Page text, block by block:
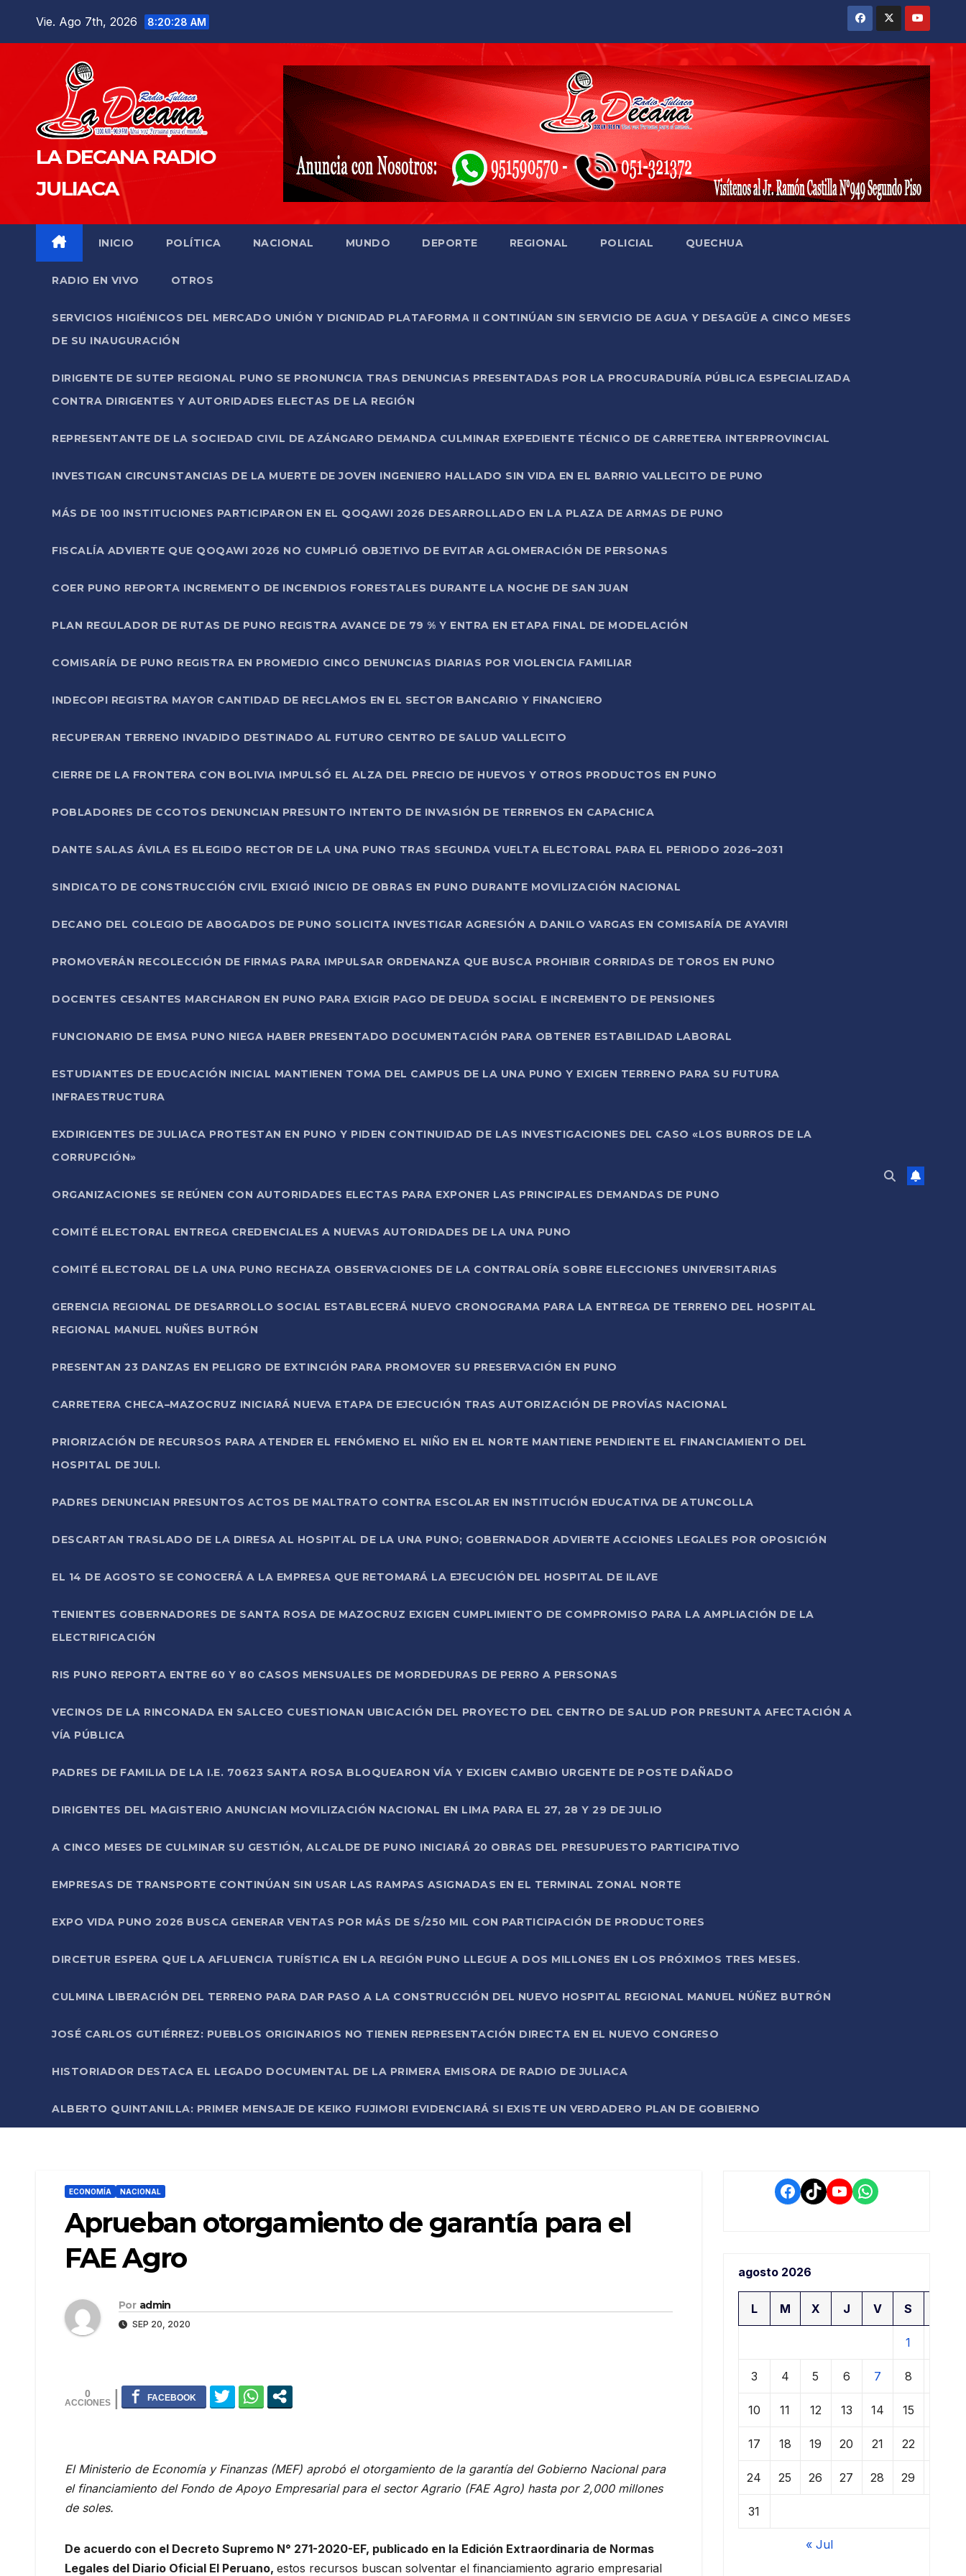
Vie. Ago 7th, 2026 8:20:29 AM
LA DECANA RADIO
JULIACA
INICIO POLÍTICA NACIONAL MUNDO DEPORTE REGIONAL POLICIAL QUECHUA
RADIO EN VIVO OTROS
SERVICIOS HIGIÉNICOS DEL MERCADO UNIÓN Y DIGNIDAD PLATAFORMA II CONTINÚAN SIN SERVICIO DE AGUA Y DESAGÜE A CINCO MESES
DE SU INAUGURACIÓN
DIRIGENTE DE SUTEP REGIONAL PUNO SE PRONUNCIA TRAS DENUNCIAS PRESENTADAS POR LA PROCURADURÍA PÚBLICA ESPECIALIZADA
CONTRA DIRIGENTES Y AUTORIDADES ELECTAS DE LA REGIÓN
REPRESENTANTE DE LA SOCIEDAD CIVIL DE AZÁNGARO DEMANDA CULMINAR EXPEDIENTE TÉCNICO DE CARRETERA INTERPROVINCIAL
INVESTIGAN CIRCUNSTANCIAS DE LA MUERTE DE JOVEN INGENIERO HALLADO SIN VIDA EN EL BARRIO VALLECITO DE PUNO
MÁS DE 100 INSTITUCIONES PARTICIPARON EN EL QOQAWI 2026 DESARROLLADO EN LA PLAZA DE ARMAS DE PUNO
FISCALÍA ADVIERTE QUE QOQAWI 2026 NO CUMPLIÓ OBJETIVO DE EVITAR AGLOMERACIÓN DE PERSONAS
COER PUNO REPORTA INCREMENTO DE INCENDIOS FORESTALES DURANTE LA NOCHE DE SAN JUAN
PLAN REGULADOR DE RUTAS DE PUNO REGISTRA AVANCE DE 79 % Y ENTRA EN ETAPA FINAL DE MODELACIÓN
COMISARÍA DE PUNO REGISTRA EN PROMEDIO CINCO DENUNCIAS DIARIAS POR VIOLENCIA FAMILIAR
INDECOPI REGISTRA MAYOR CANTIDAD DE RECLAMOS EN EL SECTOR BANCARIO Y FINANCIERO
RECUPERAN TERRENO INVADIDO DESTINADO AL FUTURO CENTRO DE SALUD VALLECITO
CIERRE DE LA FRONTERA CON BOLIVIA IMPULSÓ EL ALZA DEL PRECIO DE HUEVOS Y OTROS PRODUCTOS EN PUNO
POBLADORES DE CCOTOS DENUNCIAN PRESUNTO INTENTO DE INVASIÓN DE TERRENOS EN CAPACHICA
DANTE SALAS ÁVILA ES ELEGIDO RECTOR DE LA UNA PUNO TRAS SEGUNDA VUELTA ELECTORAL PARA EL PERIODO 2026–2031
SINDICATO DE CONSTRUCCIÓN CIVIL EXIGIÓ INICIO DE OBRAS EN PUNO DURANTE MOVILIZACIÓN NACIONAL
DECANO DEL COLEGIO DE ABOGADOS DE PUNO SOLICITA INVESTIGAR AGRESIÓN A DANILO VARGAS EN COMISARÍA DE AYAVIRI
PROMOVERÁN RECOLECCIÓN DE FIRMAS PARA IMPULSAR ORDENANZA QUE BUSCA PROHIBIR CORRIDAS DE TOROS EN PUNO
DOCENTES CESANTES MARCHARON EN PUNO PARA EXIGIR PAGO DE DEUDA SOCIAL E INCREMENTO DE PENSIONES
FUNCIONARIO DE EMSA PUNO NIEGA HABER PRESENTADO DOCUMENTACIÓN PARA OBTENER ESTABILIDAD LABORAL
ESTUDIANTES DE EDUCACIÓN INICIAL MANTIENEN TOMA DEL CAMPUS DE LA UNA PUNO Y EXIGEN TERRENO PARA SU FUTURA
INFRAESTRUCTURA
EXDIRIGENTES DE JULIACA PROTESTAN EN PUNO Y PIDEN CONTINUIDAD DE LAS INVESTIGACIONES DEL CASO «LOS BURROS DE LA
CORRUPCIÓN»
ORGANIZACIONES SE REÚNEN CON AUTORIDADES ELECTAS PARA EXPONER LAS PRINCIPALES DEMANDAS DE PUNO
COMITÉ ELECTORAL ENTREGA CREDENCIALES A NUEVAS AUTORIDADES DE LA UNA PUNO
COMITÉ ELECTORAL DE LA UNA PUNO RECHAZA OBSERVACIONES DE LA CONTRALORÍA SOBRE ELECCIONES UNIVERSITARIAS
GERENCIA REGIONAL DE DESARROLLO SOCIAL ESTABLECERÁ NUEVO CRONOGRAMA PARA LA ENTREGA DE TERRENO DEL HOSPITAL
REGIONAL MANUEL NUÑES BUTRÓN
PRESENTAN 23 DANZAS EN PELIGRO DE EXTINCIÓN PARA PROMOVER SU PRESERVACIÓN EN PUNO
CARRETERA CHECA–MAZOCRUZ INICIARÁ NUEVA ETAPA DE EJECUCIÓN TRAS AUTORIZACIÓN DE PROVÍAS NACIONAL
PRIORIZACIÓN DE RECURSOS PARA ATENDER EL FENÓMENO EL NIÑO EN EL NORTE MANTIENE PENDIENTE EL FINANCIAMIENTO DEL
HOSPITAL DE JULI.
PADRES DENUNCIAN PRESUNTOS ACTOS DE MALTRATO CONTRA ESCOLAR EN INSTITUCIÓN EDUCATIVA DE ATUNCOLLA
DESCARTAN TRASLADO DE LA DIRESA AL HOSPITAL DE LA UNA PUNO; GOBERNADOR ADVIERTE ACCIONES LEGALES POR OPOSICIÓN
EL 14 DE AGOSTO SE CONOCERÁ A LA EMPRESA QUE RETOMARÁ LA EJECUCIÓN DEL HOSPITAL DE ILAVE
TENIENTES GOBERNADORES DE SANTA ROSA DE MAZOCRUZ EXIGEN CUMPLIMIENTO DE COMPROMISO PARA LA AMPLIACIÓN DE LA
ELECTRIFICACIÓN
RIS PUNO REPORTA ENTRE 60 Y 80 CASOS MENSUALES DE MORDEDURAS DE PERRO A PERSONAS
VECINOS DE LA RINCONADA EN SALCEO CUESTIONAN UBICACIÓN DEL PROYECTO DEL CENTRO DE SALUD POR PRESUNTA AFECTACIÓN A
VÍA PÚBLICA
PADRES DE FAMILIA DE LA I.E. 70623 SANTA ROSA BLOQUEARON VÍA Y EXIGEN CAMBIO URGENTE DE POSTE DAÑADO
DIRIGENTES DEL MAGISTERIO ANUNCIAN MOVILIZACIÓN NACIONAL EN LIMA PARA EL 27, 28 Y 29 DE JULIO
A CINCO MESES DE CULMINAR SU GESTIÓN, ALCALDE DE PUNO INICIARÁ 20 OBRAS DEL PRESUPUESTO PARTICIPATIVO
EMPRESAS DE TRANSPORTE CONTINÚAN SIN USAR LAS RAMPAS ASIGNADAS EN EL TERMINAL ZONAL NORTE
EXPO VIDA PUNO 2026 BUSCA GENERAR VENTAS POR MÁS DE S/250 MIL CON PARTICIPACIÓN DE PRODUCTORES
DIRCETUR ESPERA QUE LA AFLUENCIA TURÍSTICA EN LA REGIÓN PUNO LLEGUE A DOS MILLONES EN LOS PRÓXIMOS TRES MESES.
CULMINA LIBERACIÓN DEL TERRENO PARA DAR PASO A LA CONSTRUCCIÓN DEL NUEVO HOSPITAL REGIONAL MANUEL NÚÑEZ BUTRÓN
JOSÉ CARLOS GUTIÉRREZ: PUEBLOS ORIGINARIOS NO TIENEN REPRESENTACIÓN DIRECTA EN EL NUEVO CONGRESO
HISTORIADOR DESTACA EL LEGADO DOCUMENTAL DE LA PRIMERA EMISORA DE RADIO DE JULIACA
ALBERTO QUINTANILLA: PRIMER MENSAJE DE KEIKO FUJIMORI EVIDENCIARÁ SI EXISTE UN VERDADERO PLAN DE GOBIERNO
ECONOMÍA NACIONAL
Aprueban otorgamiento de garantía para el
FAE Agro
Por admin
SEP 20, 2020
0
El Ministerio de Economía y Finanzas (MEF) aprobó el otorgamiento de la garantía del Gobierno Nacional para
el financiamiento del Fondo de Apoyo Empresarial para el sector Agrario (FAE Agro) hasta por 2,000 millones
de soles.
De acuerdo con el Decreto Supremo N° 271-2020-EF, publicado en la Edición Extraordinaria de Normas
Legales del Diario Oficial El Peruano, estos recursos buscan solventar el financiamiento agrario empresarial
Facebook
TikTokYouTube
WhatsApp
agosto 2026
L M X J V S
1
3 4 5 6 7 8
10 11 12 13 14 15
17 18 19 20 21 22
24 25 26 27 28 29
31
« Jul